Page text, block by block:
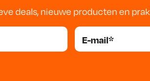
deals, nieuwe producten en